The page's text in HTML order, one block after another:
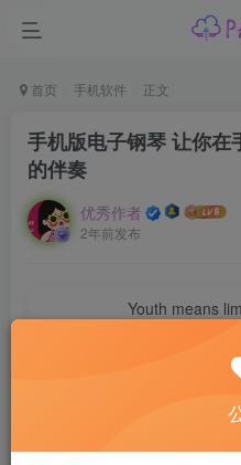
首页 手机软件 正文
手机版电子钢琴 让你在
的伴奏
优秀作者
2年前发布
Youth means
【应用大小】：5.49MB